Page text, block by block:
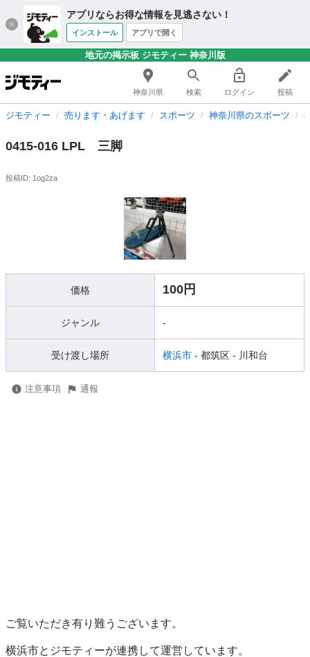
アプリならお得な情報を見逃さない！
インストール アプリで開く
地元の掲示板 ジモティー 神奈川版
神奈川県 検索 ログイン 投稿
ジモティー 売ります・あげます スポーツ 神奈川県のスポーツ
0415-016 LPL 三脚
投稿ID: 1og2za
価格 100円
ジャンル -
受け渡し場所 横浜市 - 都筑区 - 川和台
注意事項 通報
ご覧いただき有り難うございます。
横浜市とジモティーが連携して運営しています。